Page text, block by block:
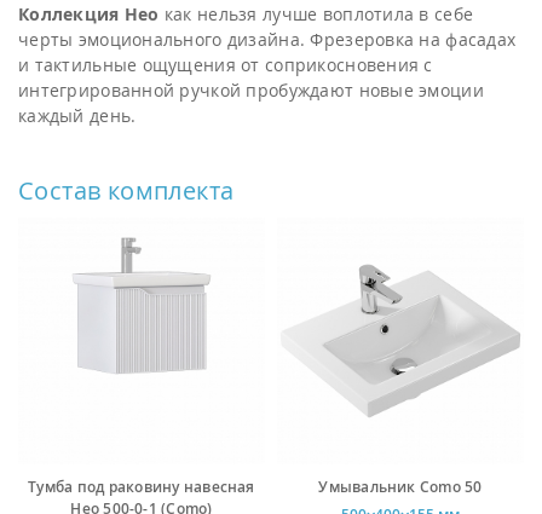
Коллекция Нео как нельзя лучше воплотила в себе
черты эмоционального дизайна. Фрезеровка на фасадах
и тактильные ощущения от соприкосновения с
интегрированной ручкой пробуждают новые эмоции
каждый день.
Состав комплекта
Тумба под раковину навесная
Нео 500-0-1 (Como)
Умывальник Como 50